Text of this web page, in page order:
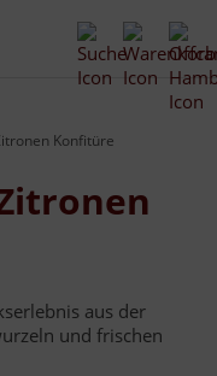
Konfitüre
aus der
und frischen